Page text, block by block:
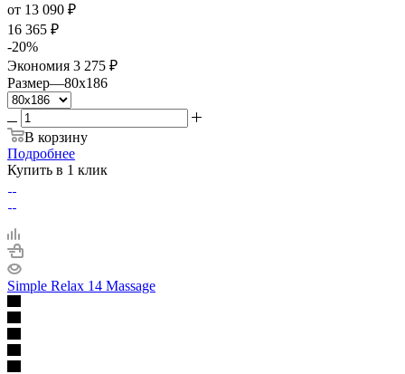
от 13 090 ₽
16 365 ₽
-20%
Экономия 3 275 ₽
Размер—80x186
В корзину
Подробнее
Купить в 1 клик
Simple Relax 14 Massage